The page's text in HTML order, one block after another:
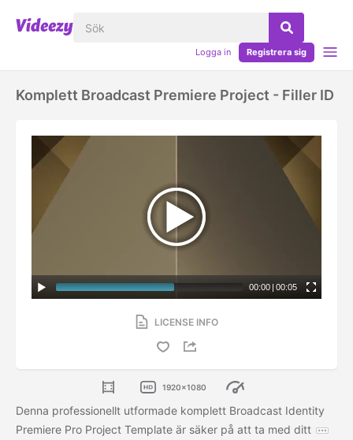
Logga in Registrera sig
Komplett Broadcast Premiere Project - Filler ID
00:00 | 00:05
LICENSE INFO
1920x1080
Denna professionellt utformade komplett Broadcast Identity
Premiere Pro Project Template är säker på att ta med ditt